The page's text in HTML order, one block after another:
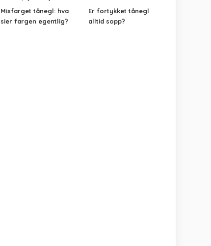
Misfarget tånegl: hva
sier fargen egentlig?
Er fortykket tånegl
alltid sopp?